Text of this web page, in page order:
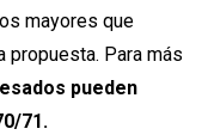
mayores que
propuesta. Para más
pueden
71.